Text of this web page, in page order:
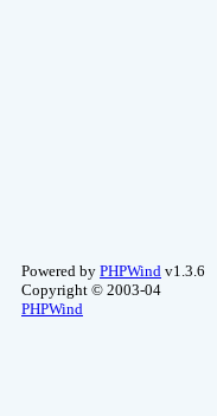
Powered by PHPWind v1.3.6
Copyright © 2003-04
PHPWind